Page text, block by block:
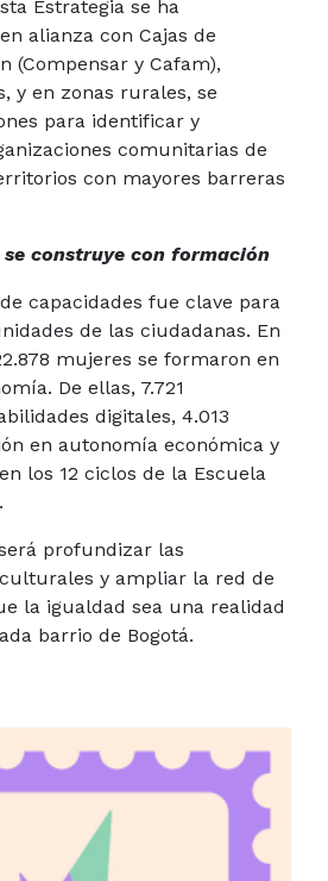
Estrategia se ha
alianza con Cajas de
(Compensar y Cafam),
y en zonas rurales, se
para identificar y
comunitarias de
con mayores barreras
construye con formación
capacidades fue clave para
de las ciudadanas. En
mujeres se formaron en
De ellas, 7.721
digitales, 4.013
en autonomía económica y
los 12 ciclos de la Escuela
profundizar las
y ampliar la red de
la igualdad sea una realidad
barrio de Bogotá.